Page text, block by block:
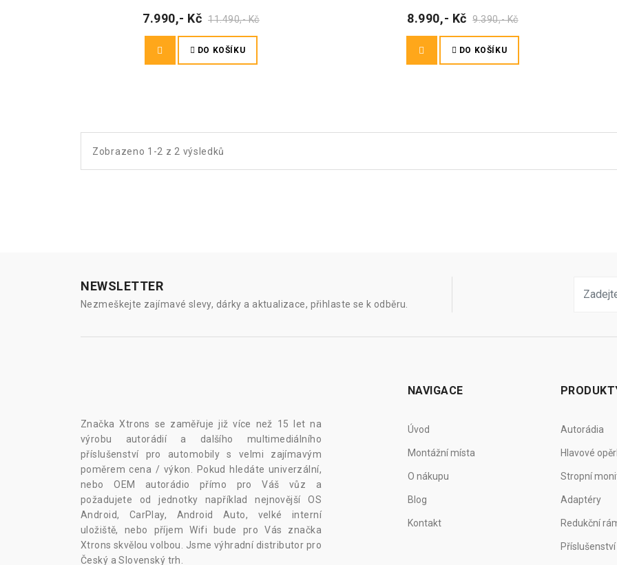
7.990,- Kč 11.490,- Kč
DO KOŠÍKU
8.990,- Kč 9.390,- Kč
DO KOŠÍKU
Zobrazeno 1-2 z 2 výsledků
NEWSLETTER
Nezmeškejte zajímavé slevy, dárky a aktualizace, přihlaste se k odběru.
Značka Xtrons se zaměřuje již více než 15 let na
výrobu autorádií a dalšího multimediálního
příslušenství pro automobily s velmi zajímavým
poměrem cena / výkon. Pokud hledáte univerzální,
nebo OEM autorádio přímo pro Váš vůz a
požadujete od jednotky například nejnovější OS
Android, CarPlay, Android Auto, velké interní
uložiště, nebo příjem Wifi bude pro Vás značka
Xtrons skvělou volbou. Jsme výhradní distributor pro
Český a Slovenský trh.
NAVIGACE
Úvod
Montážní místa
O nákupu
Blog
Kontakt
Autorádia
Hlavové
Stropní
Adaptéry
Redukční
Příslušenství